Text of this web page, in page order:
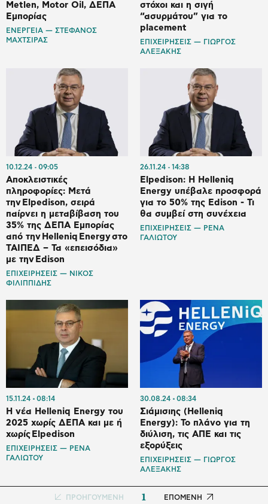
Μetlen, Motor Oil, ΔΕΠΑ
Εμπορίας
ΕΝΕΡΓΕΙΑ — ΣΤΕΦΑΝΟΣ
ΜΑΧΤΣΙΡΑΣ
στόχοι και η σιγή
“ασυρμάτου” για το
placement
ΕΠΙΧΕΙΡΗΣΕΙΣ — ΓΙΩΡΓΟΣ
ΑΛΕΞΑΚΗΣ
10.12.24 09:05
Αποκλειστικές
πληροφορίες: Μετά
την Elpedison, σειρά
παίρνει η μεταβίβαση του
35% της ΔΕΠΑ Εμπορίας
από την Helleniq Energy στο
ΤΑΙΠΕΔ – Τα «επεισόδια»
με την Edison
ΕΠΙΧΕΙΡΗΣΕΙΣ — ΝΙΚΟΣ
ΦΙΛΙΠΠΙΔΗΣ
26.11.24 14:38
Elpedison: Η Helleniq
Energy υπέβαλε προσφορά
για το 50% της Edison - Τι
θα συμβεί στη συνέχεια
ΕΠΙΧΕΙΡΗΣΕΙΣ — ΡΕΝΑ
ΓΑΛΙΩΤΟΥ
15.11.24 08:14
Η νέα Helleniq Energy του
2025 χωρίς ΔΕΠΑ και με ή
χωρίς Elpedison
ΕΠΙΧΕΙΡΗΣΕΙΣ — ΡΕΝΑ
ΓΑΛΙΩΤΟΥ
30.08.24 08:34
Σιάμισιης (Helleniq
Energy): Το πλάνο για τη
διύλιση, τις ΑΠΕ και τις
εξορύξεις
ΕΠΙΧΕΙΡΗΣΕΙΣ — ΓΙΩΡΓΟΣ
ΑΛΕΞΑΚΗΣ
Προηγούμενη
ΠΡΟΗΓΟΥΜΕΝΗ 1
Next
ΕΠΟΜΕΝΗ